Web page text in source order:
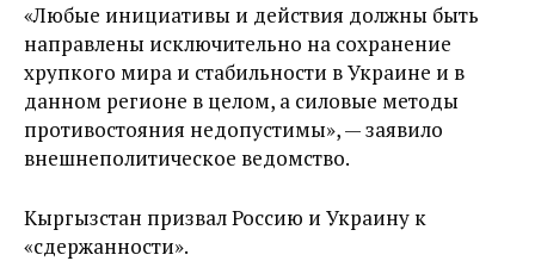
«Любые инициативы и действия должны быть
направлены исключительно на сохранение
хрупкого мира и стабильности в Украине и в
данном регионе в целом, а силовые методы
противостояния недопустимы», — заявило
внешнеполитическое ведомство.
Кыргызстан призвал Россию и Украину к
«сдержанности».